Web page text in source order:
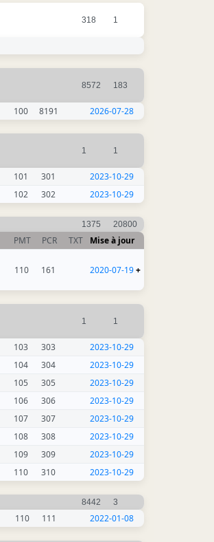
318 1
8572 183
100 8191 2026-07-28
1 1
101 301
2023-10-29
102 302 2023-10-29
1375 20800
PMT PCR TXT
Mise à jour
110 161 2020-07-19+
1 1
103 303
2023-10-29
104 304
2023-10-29
105 305
2023-10-29
106 306
2023-10-29
107 307
2023-10-29
108 308
2023-10-29
109 309
2023-10-29
110 310 2023-10-29
8442 3
110 111 2022-01-08